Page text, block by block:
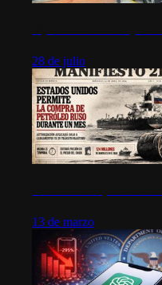
28 de julio
13 de marzo